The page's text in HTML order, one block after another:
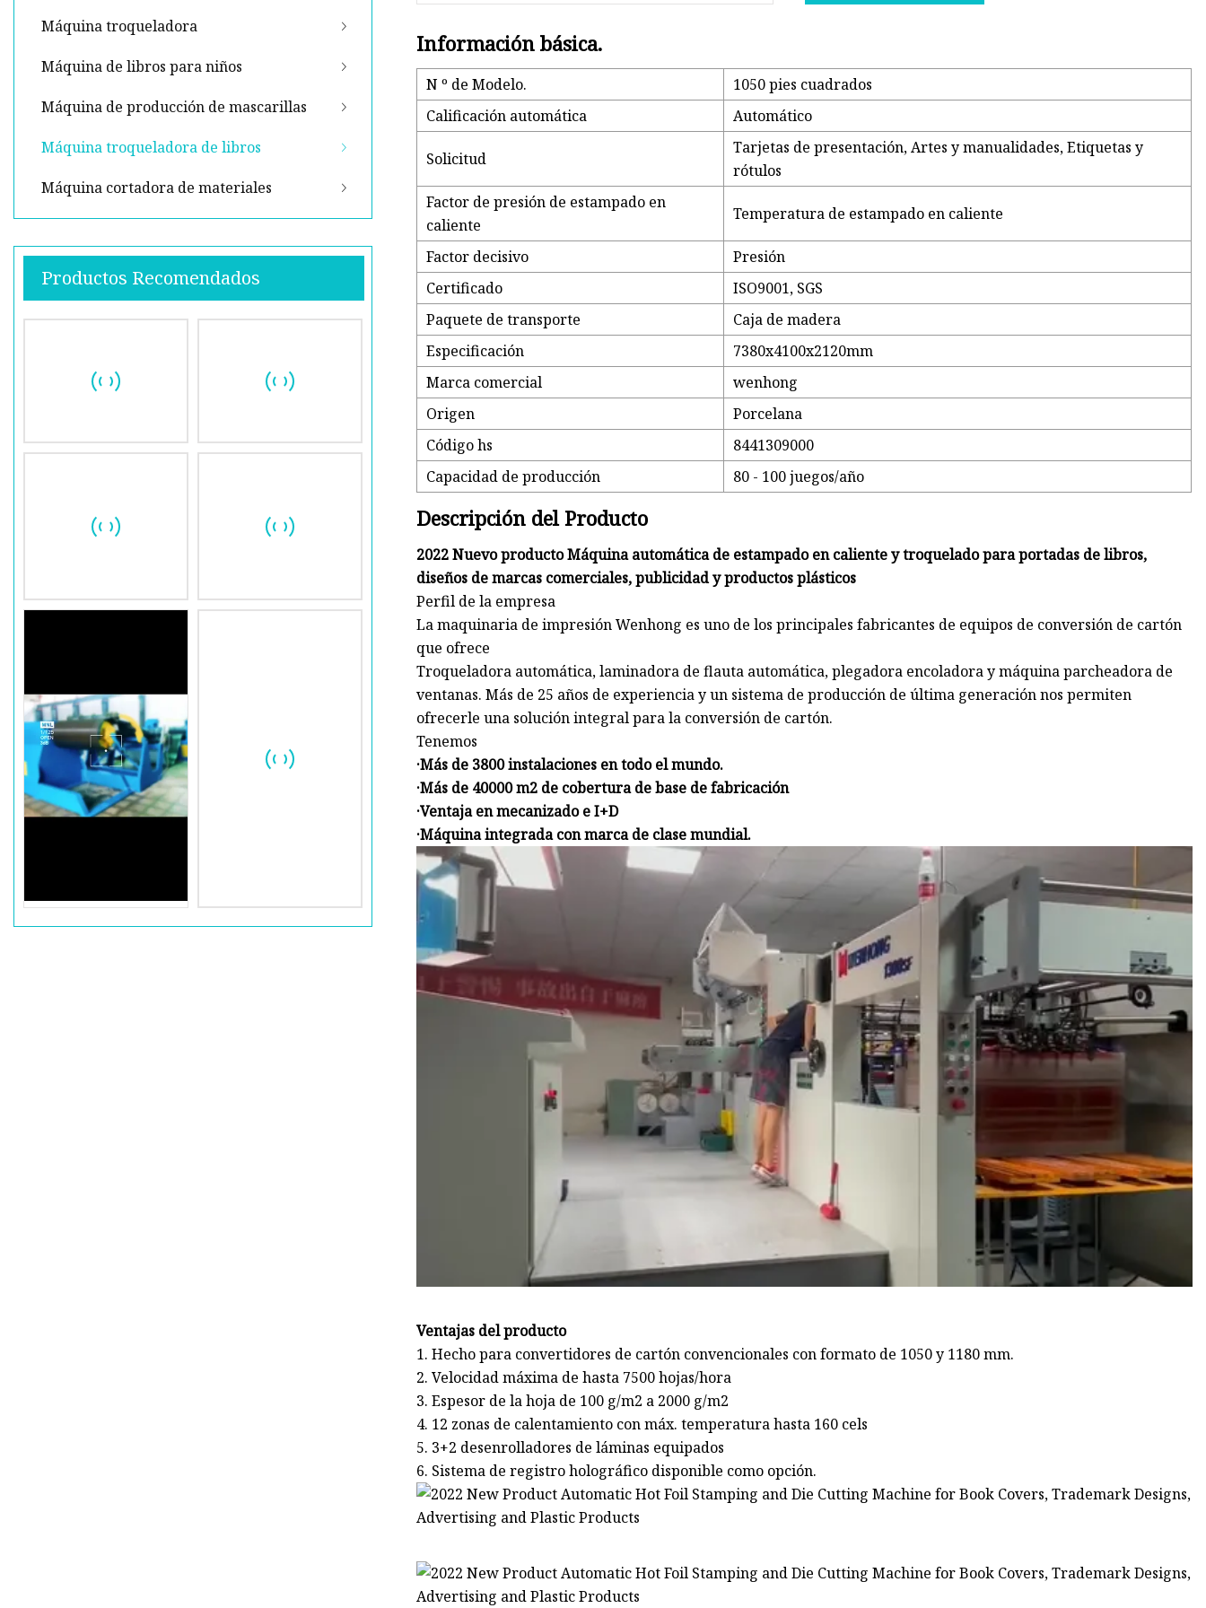
Máquina troqueladora
Máquina de libros para niños
Máquina de producción de mascarillas
Máquina troqueladora de libros
Máquina cortadora de materiales
Productos Recomendados
Información básica.
N º de Modelo.
1050 pies cuadrados
Calificación automática
Automático
Solicitud
Tarjetas de presentación, Artes y manualidades, Etiquetas y
rótulos
Factor de presión de estampado en
caliente
Temperatura de estampado en caliente
Factor decisivo
Presión
Certificado
ISO9001, SGS
Paquete de transporte
Caja de madera
Especificación
7380x4100x2120mm
Marca comercial
wenhong
Origen
Porcelana
Código hs
8441309000
Capacidad de producción
80 - 100 juegos/año
Descripción del Producto
2022 Nuevo producto Máquina automática de estampado en caliente y troquelado para portadas de libros,
diseños de marcas comerciales, publicidad y productos plásticos
Perfil de la empresa
La maquinaria de impresión Wenhong es uno de los principales fabricantes de equipos de conversión de cartón
que ofrece
Troqueladora automática, laminadora de flauta automática, plegadora encoladora y máquina parcheadora de
ventanas. Más de 25 años de experiencia y un sistema de producción de última generación nos permiten
ofrecerle una solución integral para la conversión de cartón.
Tenemos
·Más de 3800 instalaciones en todo el mundo.
·Más de 40000 m2 de cobertura de base de fabricación
·Ventaja en mecanizado e I+D
·Máquina integrada con marca de clase mundial.
Ventajas del producto
1. Hecho para convertidores de cartón convencionales con formato de 1050 y 1180 mm.
2. Velocidad máxima de hasta 7500 hojas/hora
3. Espesor de la hoja de 100 g/m2 a 2000 g/m2
4. 12 zonas de calentamiento con máx. temperatura hasta 160 cels
5. 3+2 desenrolladores de láminas equipados
6. Sistema de registro holográfico disponible como opción.